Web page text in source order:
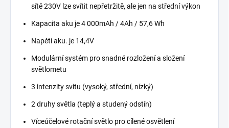
sítě 230V lze svítit nepřetržitě, ale jen na střední výkon
Kapacita aku je 4 000mAh / 4Ah / 57,6 Wh
Napětí aku. je 14,4V
Modulární systém pro snadné rozložení a složení
světlometu
3 intenzity svitu (vysoký, střední, nízký)
2 druhy světla (teplý a studený odstín)
Víceúčelové rotační světlo pro cílené osvětlení